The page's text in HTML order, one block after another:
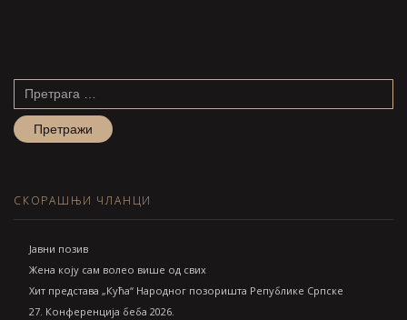
Претрага
СКОРАШЊИ ЧЛАНЦИ
Jавни позив
Жена коју сам волео више од свих
Хит представа „Кућа“ Народног позоришта Републике Српске
27. Конференција беба 2026.